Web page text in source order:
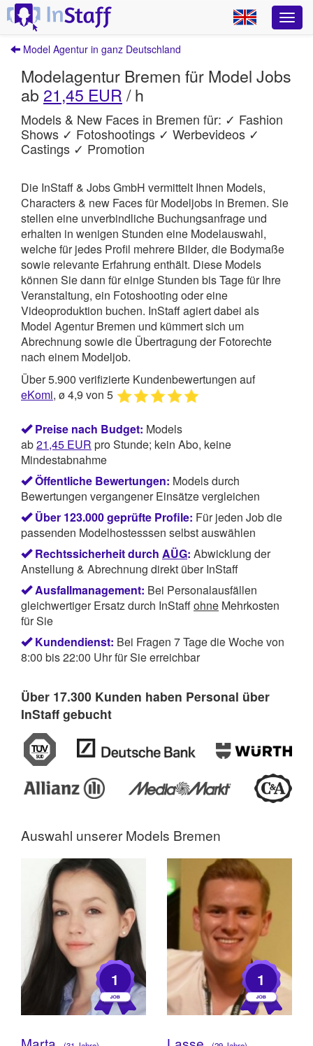
Model Agentur in ganz Deutschland
Modelagentur Bremen für Model Jobs
ab 21,45 EUR / h
Models & New Faces in Bremen für: ✓ Fashion
Shows ✓ Fotoshootings ✓ Werbevideos ✓
Castings ✓ Promotion
Die InStaff & Jobs GmbH vermittelt Ihnen Models,
Characters & new Faces für Modeljobs in Bremen. Sie
stellen eine unverbindliche Buchungsanfrage und
erhalten in wenigen Stunden eine Modelauswahl,
welche für jedes Profil mehrere Bilder, die Bodymaße
sowie relevante Erfahrung enthält. Diese Models
können Sie dann für einige Stunden bis Tage für Ihre
Veranstaltung, ein Fotoshooting oder eine
Videoproduktion buchen. InStaffagiert dabei als
Model Agentur Bremen und kümmert sich um
Abrechnung sowie die Übertragung der Fotorechte
nach einem Modeljob.
Über 5.900 verifizierte Kundenbewertungen auf
eKomi, ø 4,9 von 5
Preise nach Budget: Models
ab21,45 EUR pro Stunde; kein Abo, keine
Mindestabnahme
Öffentliche Bewertungen: Models durch
Bewertungen vergangener Einsätze vergleichen
Über 123.000 geprüfte Profile: Für jeden Job die
passenden Modelhostesssen selbst auswählen
Rechtssicherheit durch AÜG: Abwicklung der
Anstellung & Abrechnung direkt über InStaff
Ausfallmanagement: Bei Personalausfällen
gleichwertiger Ersatz durch InStaffohne Mehrkosten
für Sie
Kundendienst: Bei Fragen 7 Tage die Woche von
8:00 bis 22:00 Uhr für Sie erreichbar
Über 17.300 Kunden haben Personal über
InStaff gebucht
Auswahl unsererModels Bremen
1 1